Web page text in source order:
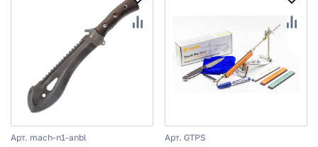
Арт. mach-n1-anbl Арт. GTPS